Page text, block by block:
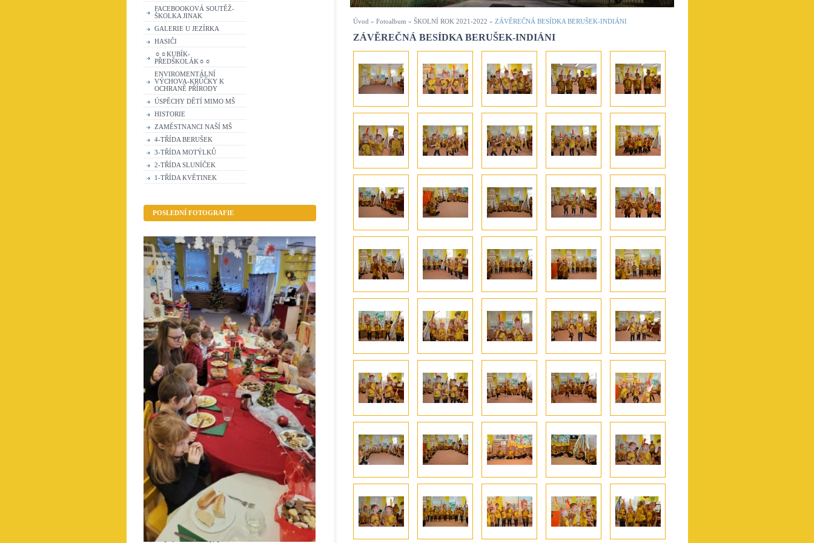
Úvod » Fotoalbum » ŠKOLNÍ ROK 2021-2022 » ZÁVĚREČNÁ BESÍDKA BERUŠEK-INDIÁNI
ZÁVĚREČNÁ BESÍDKA BERUŠEK-INDIÁNI
FACEBOOKOVÁ SOUTĚŽ-
ŠKOLKA JINAK
GALERIE U JEZÍRKA
HASIČI
☼☼KUBÍK-
PŘEDŠKOLÁK☼☼
ENVIROMENTÁLNÍ
VÝCHOVA-KRŮČKY K
OCHRANĚ PŘÍRODY
ÚSPĚCHY DĚTÍ MIMO MŠ
HISTORIE
ZAMĚSTNANCI NAŠÍ MŠ
4-TŘÍDA BERUŠEK
3-TŘÍDA MOTÝLKŮ
2-TŘÍDA SLUNÍČEK
1-TŘÍDA KVĚTINEK
POSLEDNÍ FOTOGRAFIE